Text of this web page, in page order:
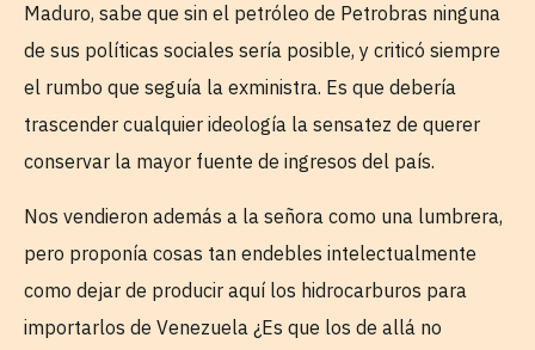
Maduro, sabe que sin el petróleo de Petrobras ninguna
de sus políticas sociales sería posible, y criticó siempre
el rumbo que seguía la exministra. Es que debería
trascender cualquier ideología la sensatez de querer
conservar la mayor fuente de ingresos del país.
Nos vendieron además a la señora como una lumbrera,
pero proponía cosas tan endebles intelectualmente
como dejar de producir aquí los hidrocarburos para
importarlos de Venezuela ¿Es que los de allá no